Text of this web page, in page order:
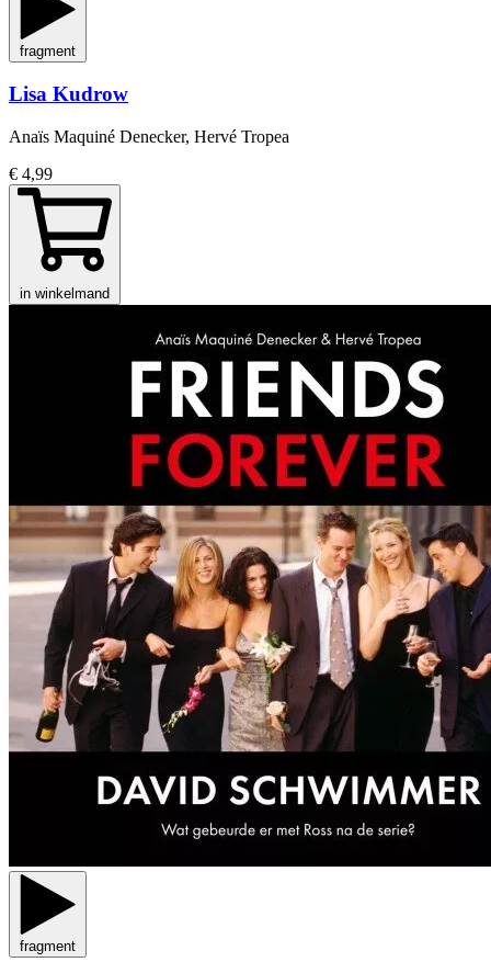
fragment
Lisa Kudrow
Anaïs Maquiné Denecker, Hervé Tropea
€ 4,99
in winkelmand
fragment